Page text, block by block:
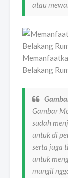
atau
Belakang
Gambar
sudah
untuk di
serta juga
untuk
mungil